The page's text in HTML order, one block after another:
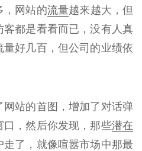
，网站的流量越来越大，但
都是看看而已，没有人真
好几百，但公司的业绩依
站的首图，增加了对话弹
，然后你发现，那些潜在
了，就像喧嚣市场中那最